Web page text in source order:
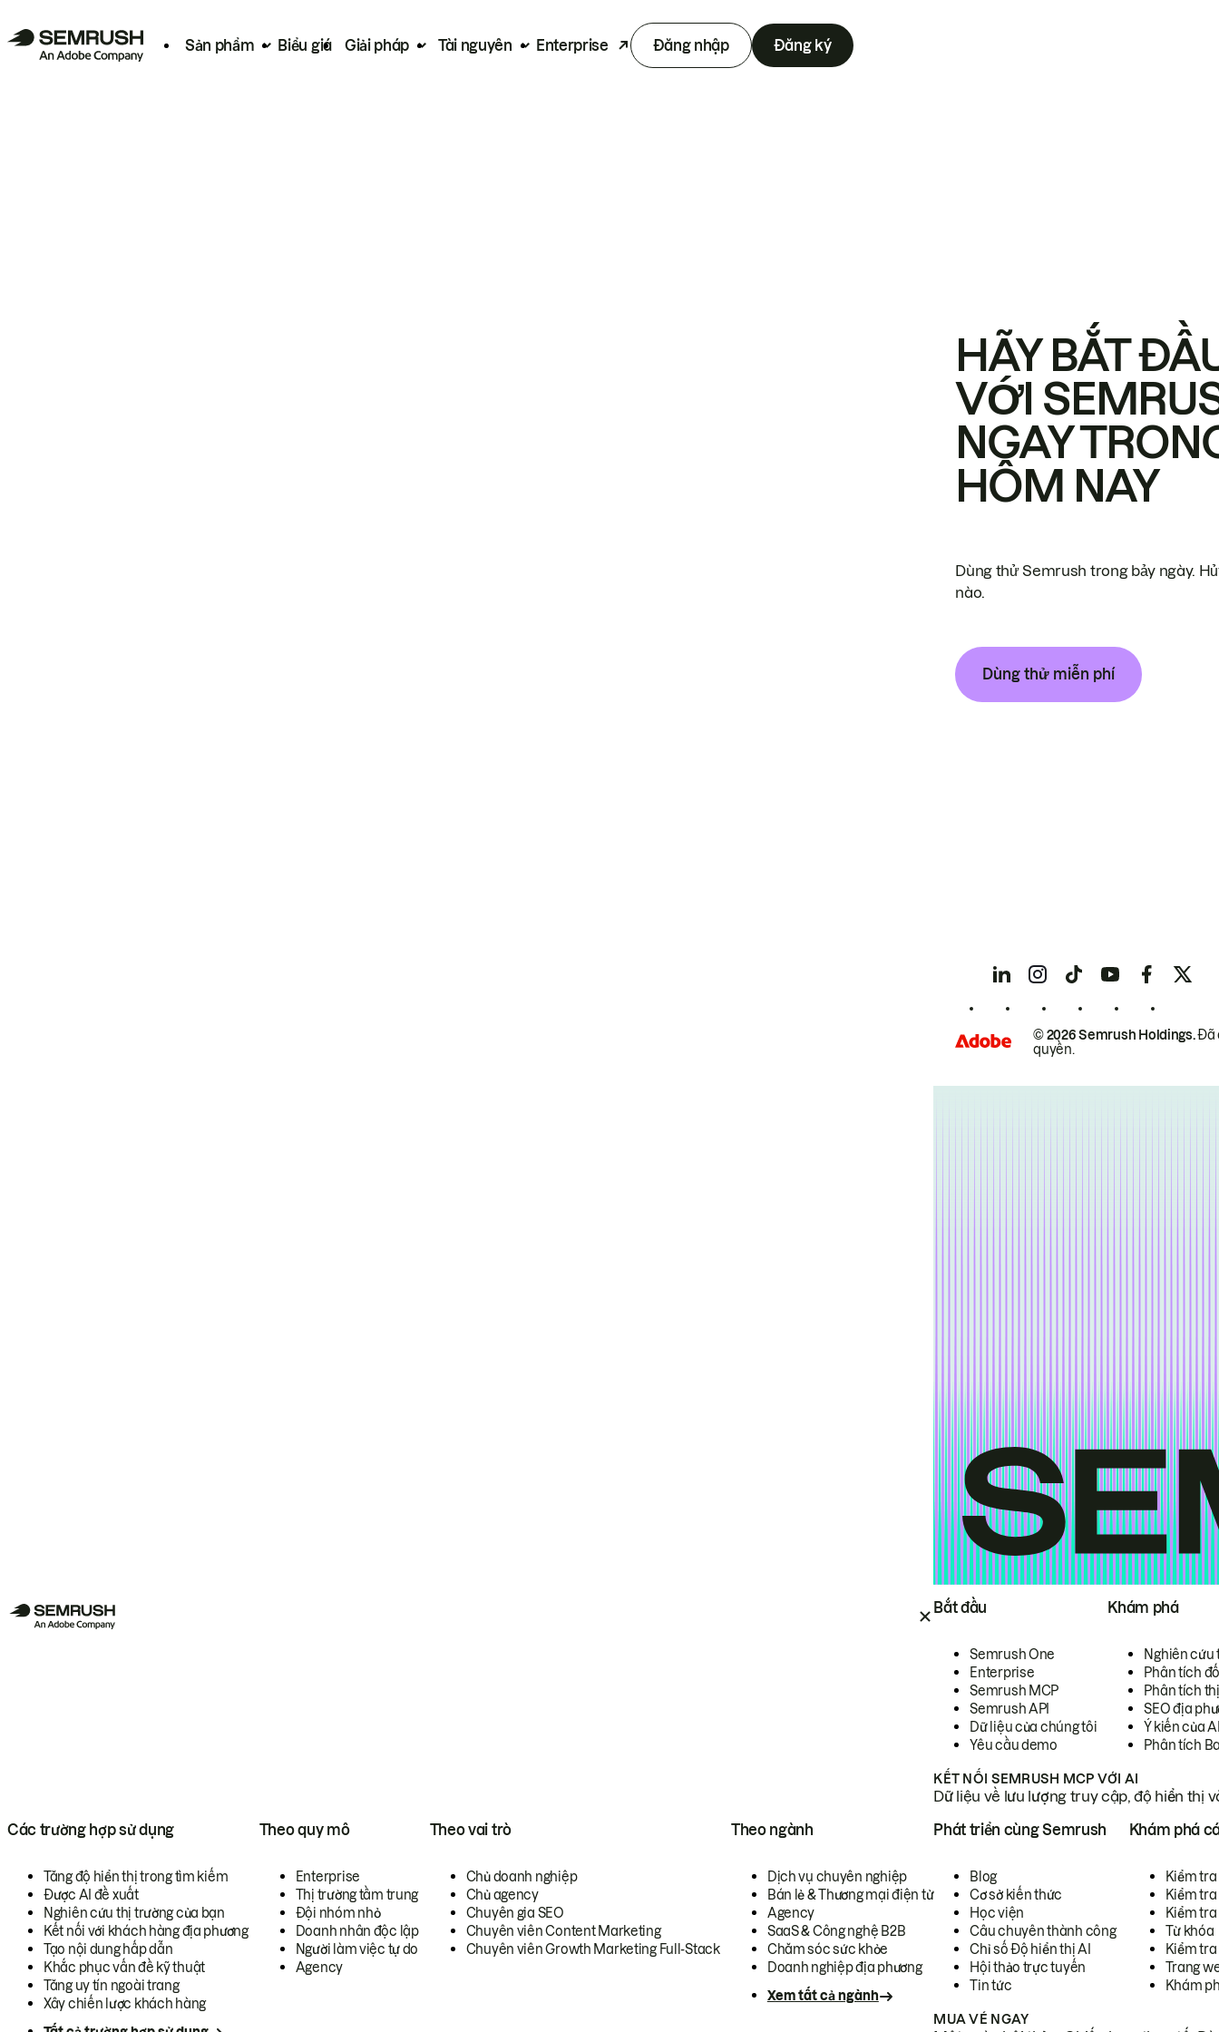
Sản phẩm Biểu giá Giải pháp Tài nguyên Enterprise Đăng nhập Đăng ký
Bắt đầu
Semrush One
Enterprise
Semrush MCP
Semrush API
Dữ liệu của chúng tôi
Yêu cầu demo
Khám phá
Nghiên cứu
Phân tích
Phân tích
SEO địa
Ý kiến của
Phân tích
KẾT NỐI SEMRUSH MCP VỚI AI
Dữ liệu về lưu lượng truy cập, độ hiển thị
Các trường hợp sử dụng
Tăng độ hiển thị trong tìm kiếm
Được AI đề xuất
Nghiên cứu thị trường của bạn
Kết nối với khách hàng địa phương
Tạo nội dung hấp dẫn
Khắc phục vấn đề kỹ thuật
Tăng uy tín ngoài trang
Xây chiến lược khách hàng
Theo quy mô
Enterprise
Thị trường tầm trung
Đội nhóm nhỏ
Doanh nhân độc lập
Người làm việc tự do
Agency
Theo vai trò
Chủ doanh nghiệp
Chủ agency
Chuyên gia SEO
Chuyên viên Content Marketing
Chuyên viên Growth Marketing Full-Stack
Theo ngành
Dịch vụ chuyên nghiệp
Bán lẻ & Thương mại điện tử
Agency
SaaS & Công nghệ B2B
Chăm sóc sức khỏe
Doanh nghiệp địa phương
Xem tất cả ngành
Phát triển cùng Semrush
Blog
Cơ sở kiến thức
Học viện
Câu chuyên thành công
Chỉ số Độ hiển thị AI
Hội thảo trực tuyến
Tin tức
Khám phá
Kiểm
Kiểm tra
Kiểm
Từ khóa
Kiểm
Trang
Khám
MUA VÉ NGAY
HÃY BẮT
VỚI
NGAY
HÔM NAY
Dùng thử Semrush trong bảy ngày.
nào.
Dùng thử miễn phí
© 2026 Semrush Holdings.Đã
quyền.